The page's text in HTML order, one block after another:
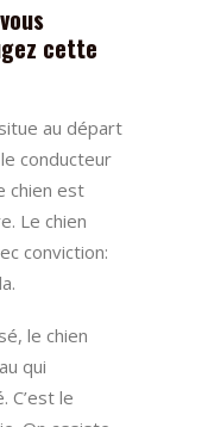
cette
au départ
conducteur
chien est
Le chien
conviction:
le chien
qui
C’est le